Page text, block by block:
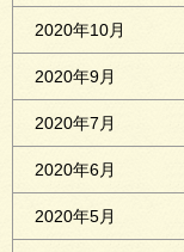
2020年10月
2020年9月
2020年7月
2020年6月
2020年5月